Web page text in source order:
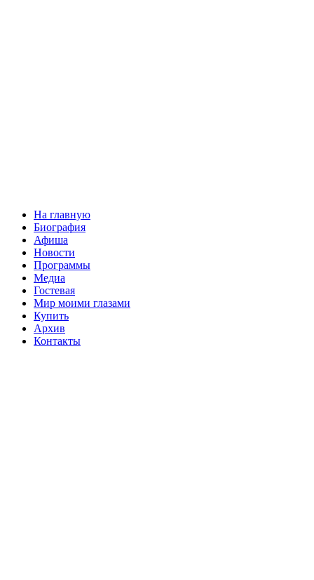
На главную
Биография
Афиша
Новости
Программы
Медиа
Гостевая
Мир моими глазами
Купить
Архив
Контакты